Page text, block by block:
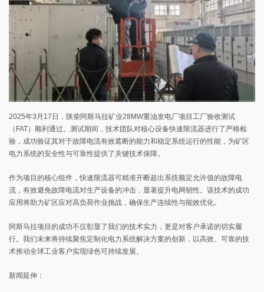
2025年3月17日，陕柴阿斯马拉矿业28MW重油发电厂项目工厂验收测试
（FAT）顺利通过。测试期间，技术团队对核心设备快速限流器进行了严格检
验，成功验证其对于故障电流有效遮断的能力和稳定系统运行的性能，为矿区
电力系统的安全性与可靠性提供了关键技术保障。
作为项目的核心组件，快速限流器可精准开断超出系统额定允许值的故障电
流，有效避免故障电流对生产设备的冲击，显著提升电网韧性。该技术的成功
应用将助力矿区应对高负荷作业挑战，确保生产连续性与能效优化。
阿斯马拉项目的成功不仅彰显了我们的技术实力，更是对客户承诺的切实履
行。我们未来将持续聚焦定制化电力系统解决方案的创新，以高效、可靠的技
术推动全球工业客户实现绿色可持续发展。
新闻延伸：